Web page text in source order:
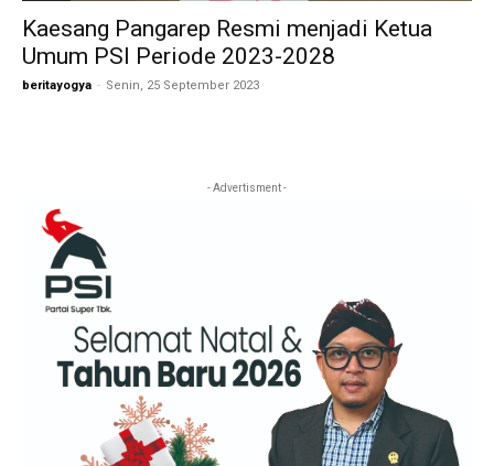
Kaesang Pangarep Resmi menjadi Ketua
Umum PSI Periode 2023-2028
beritayogya - Senin, 25 September 2023
- Advertisment -